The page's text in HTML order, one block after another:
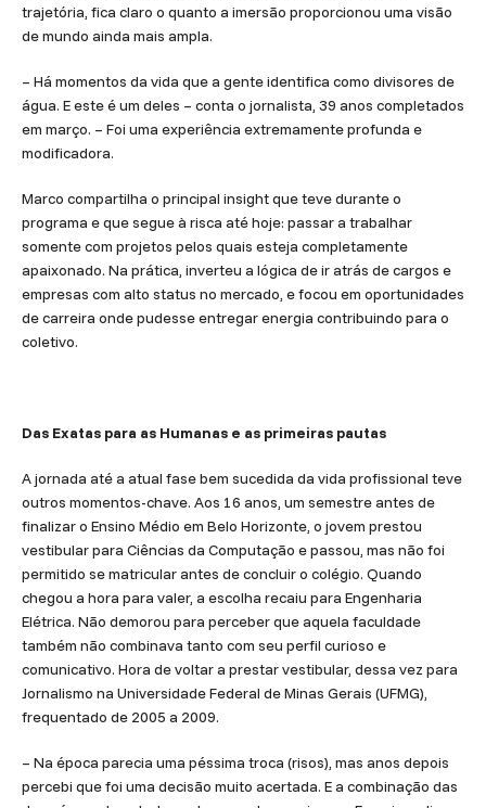
trajetória, fica claro o quanto a imersão proporcionou uma visão
de mundo ainda mais ampla.
– Há momentos da vida que a gente identifica como divisores de
água. E este é um deles – conta o jornalista, 39 anos completados
em março. – Foi uma experiência extremamente profunda e
modificadora.
Marco compartilha o principal insight que teve durante o
programa e que segue à risca até hoje: passar a trabalhar
somente com projetos pelos quais esteja completamente
apaixonado. Na prática, inverteu a lógica de ir atrás de cargos e
empresas com alto status no mercado, e focou em oportunidades
de carreira onde pudesse entregar energia contribuindo para o
coletivo.
Das Exatas para as Humanas e as primeiras pautas
A jornada até a atual fase bem sucedida da vida profissional teve
outros momentos-chave. Aos 16 anos, um semestre antes de
finalizar o Ensino Médio em Belo Horizonte, o jovem prestou
vestibular para Ciências da Computação e passou, mas não foi
permitido se matricular antes de concluir o colégio. Quando
chegou a hora para valer, a escolha recaiu para Engenharia
Elétrica. Não demorou para perceber que aquela faculdade
também não combinava tanto com seu perfil curioso e
comunicativo. Hora de voltar a prestar vestibular, dessa vez para
Jornalismo na Universidade Federal de Minas Gerais (UFMG),
frequentado de 2005 a 2009.
– Na época parecia uma péssima troca (risos), mas anos depois
percebi que foi uma decisão muito acertada. E a combinação das